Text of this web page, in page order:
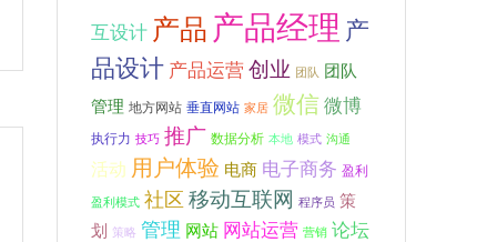
互设计 产品 产品经理 产
品设计 产品运营 创业 团队
团队
管理 地方网站 垂直网站 家居 微信 微博
执行力 技巧 推广 数据分析 本地 模式 沟通
活动 用户体验 电商 电子商务 盈利
盈利模式 社区 移动互联网 程序员 策
划
策略 管理 网站 网站运营 营销 论坛